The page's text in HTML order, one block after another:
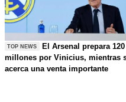
TOP NEWS
El Arsenal prepara 120
millones por Vinicius, mientras
acerca una venta importante